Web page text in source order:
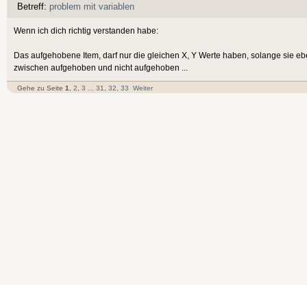
Betreff: problem mit variablen
Wenn ich dich richtig verstanden habe:
Das aufgehobene Item, darf nur die gleichen X, Y Werte haben, solange sie
zwischen aufgehoben und nicht aufgehoben ...
Gehe zu Seite 1 2 3 31 32 33 Weiter